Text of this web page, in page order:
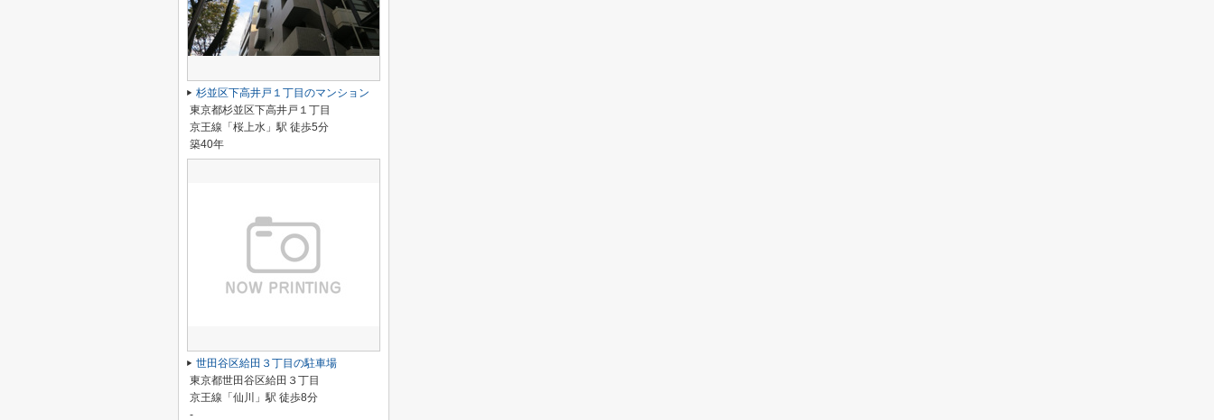
杉並区下高井戸１丁目のマンション
東京都杉並区下高井戸１丁目
京王線「桜上水」駅 徒歩5分
築40年
世田谷区給田３丁目の駐車場
東京都世田谷区給田３丁目
京王線「仙川」駅 徒歩8分
-